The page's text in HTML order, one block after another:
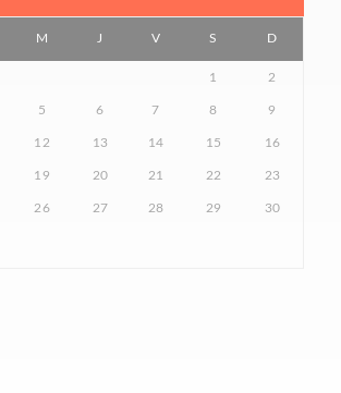
M J V S D
1 2
5 6 7 8 9
12 13 14 15 16
19 20 21 22 23
26 27 28 29 30